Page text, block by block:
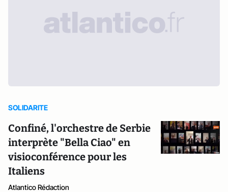
SOLIDARITE
Confiné, l'orchestre de Serbie
interprète "Bella Ciao" en
visioconférence pour les
Italiens
Atlantico Rédaction